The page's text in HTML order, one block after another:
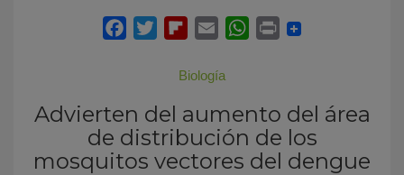
Biología
Advierten del aumento del área
de distribución de los
mosquitos vectores del dengue